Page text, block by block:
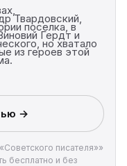
поселка, в
но хватало
Твардовский,
Гердт и
из героев этой
→
писателя»»
бесплатно и без